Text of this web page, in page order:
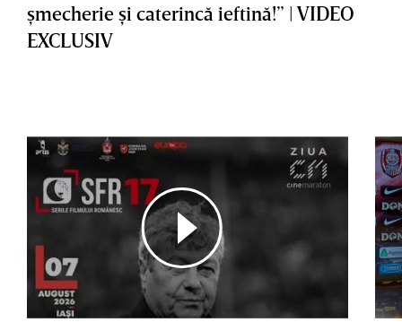
şmecherie şi caterincă ieftină!” | VIDEO
EXCLUSIV